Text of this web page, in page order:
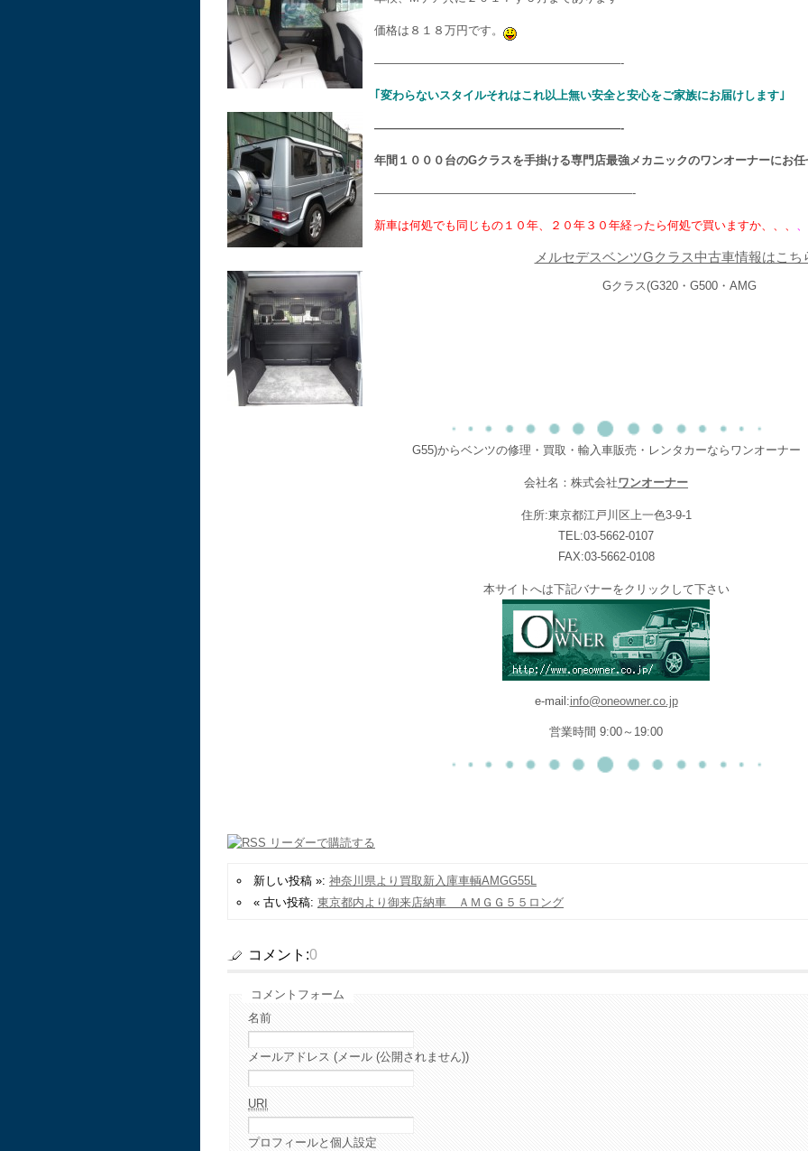
価格は８１８万円です。
—————————————————————-
｢変わらないスタイルそれはこれ以上無い安全と安心をご家族にお届けします｣
—————————————————————-
年間１０００台のGクラスを手掛ける専門店最強メカニックのワンオーナーにお任
——————————————————————-
新車は何処でも同じもの１０年、２０年３０年経ったら何処で買いますか、、、
メルセデスベンツGクラス中古車情報はこち
Gクラス(G320・G500・AMG
G55)からベンツの修理・買取・輸入車販売・レンタカーならワンオーナー
会社名：株式会社ワンオーナー
住所:東京都江戸川区上一色3-9-1
TEL:03-5662-0107
FAX:03-5662-0108
本サイトへは下記バナーをクリックして下さい
e-mail:info@oneowner.co.jp
営業時間 9:00～19:00
新しい投稿 »: 神奈川県より買取新入庫車輌AMGG55L
« 古い投稿: 東京都内より御来店納車 ＡＭＧＧ５５ロング
コメント:0
コメントフォーム
名前
メールアドレス (メール (公開されません))
URI
プロフィールと個人設定